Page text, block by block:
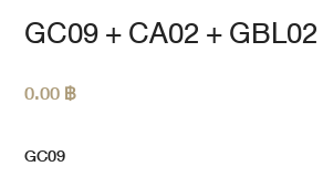
GC09 + CA02 + GBL02
0.00฿
GC09